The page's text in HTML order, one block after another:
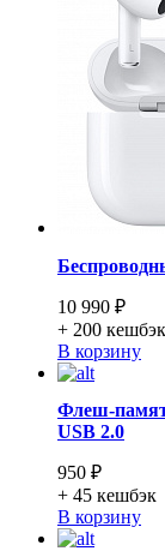
10 990 ₽
+ 200 кешбэк
В корзину
Флеш-
USB 2.0
950 ₽
+ 45 кешбэк
В корзину